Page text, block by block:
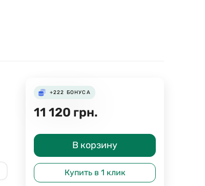
+222 БОНУСА
11 120 грн.
В корзину
Купить в 1 клик